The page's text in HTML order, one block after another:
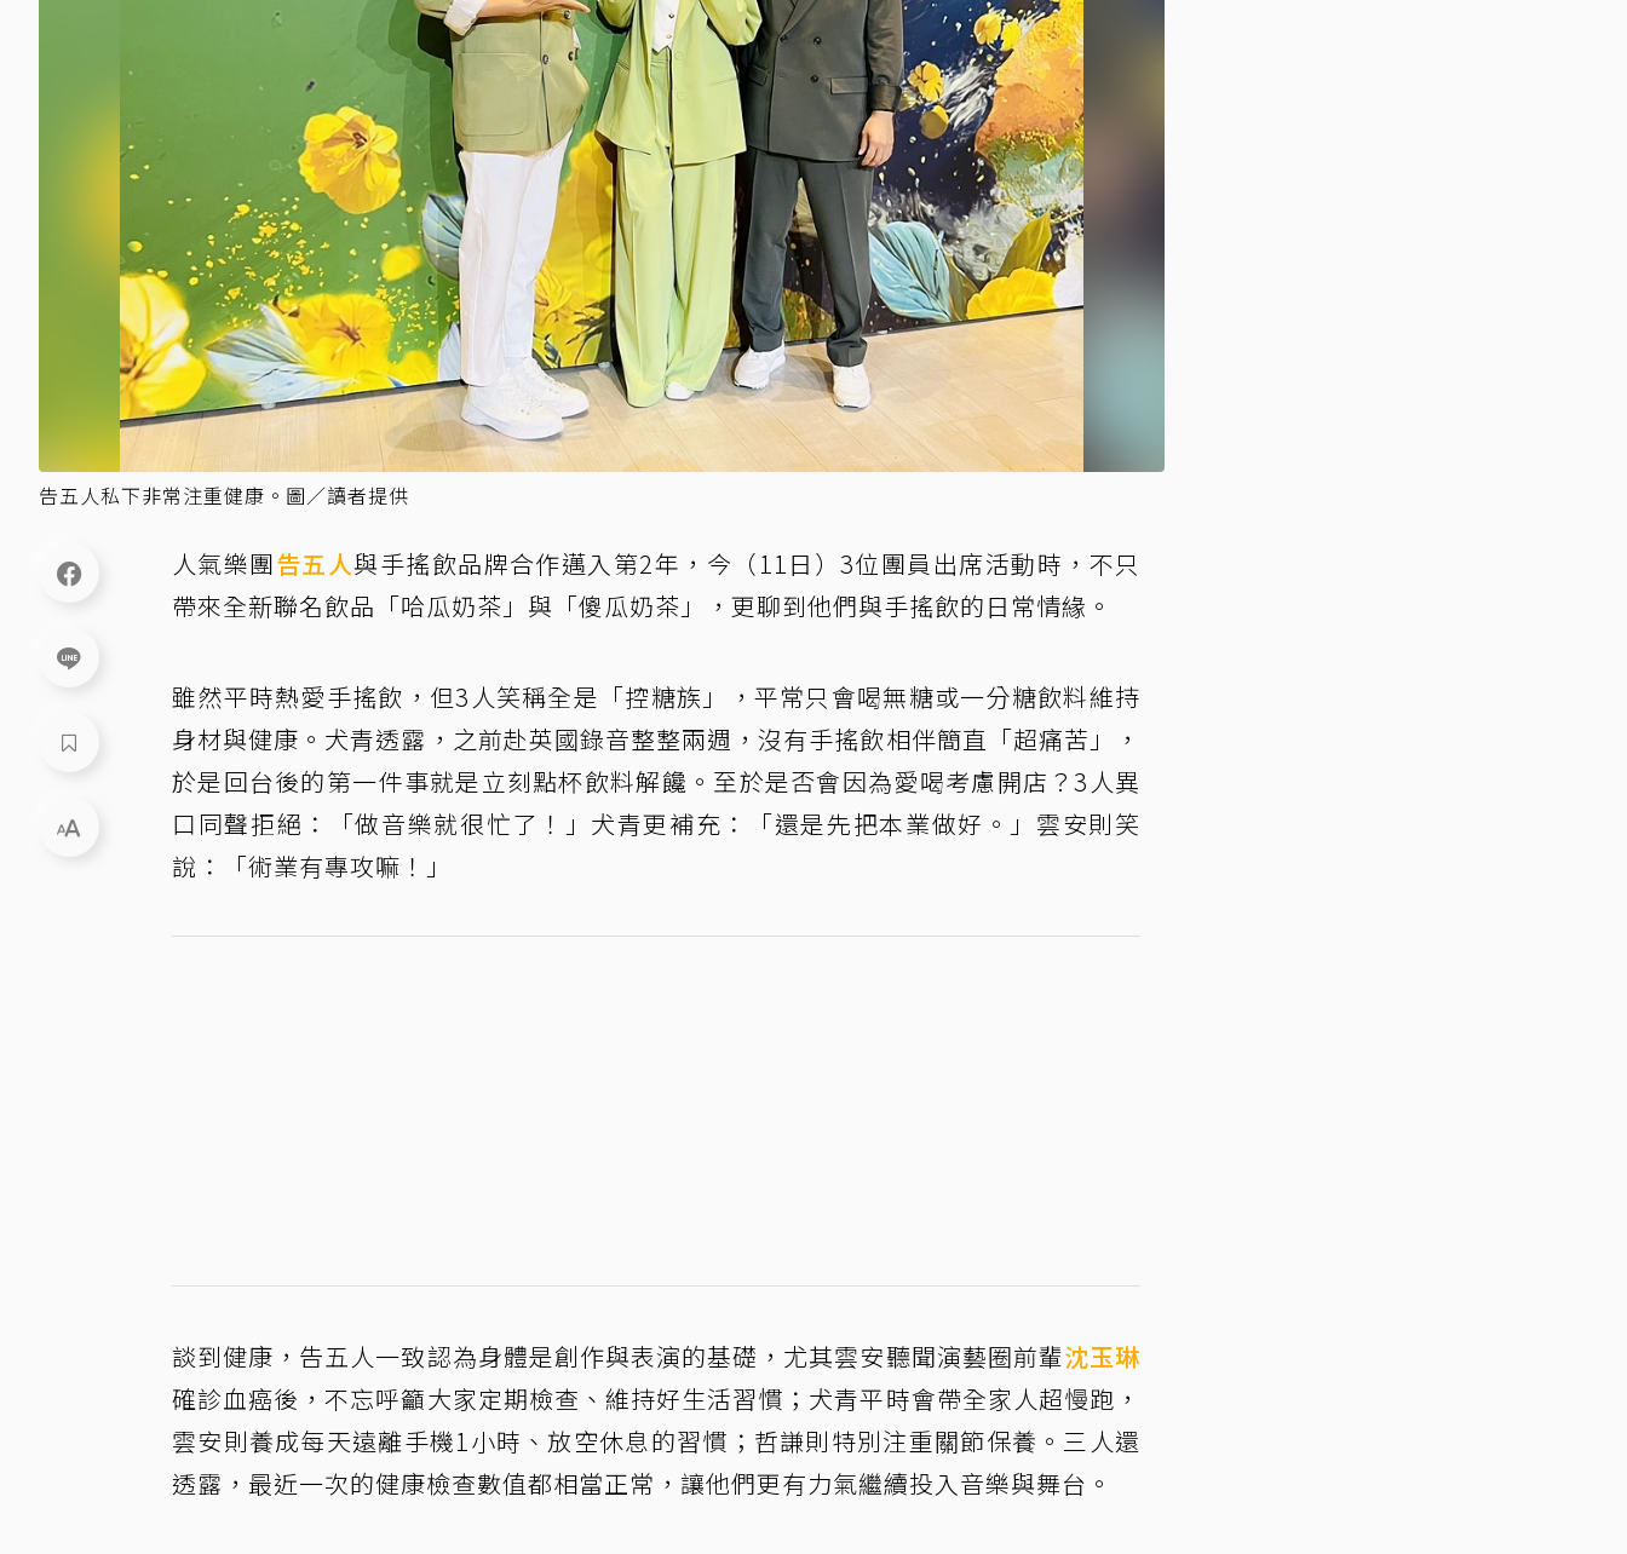
告五人私下非常注重健康。圖／讀者提供
人氣樂團告五人與手搖飲品牌合作邁入第2年，今（11日）3位團員出席活動時，不只
帶來全新聯名飲品「哈瓜奶茶」與「傻瓜奶茶」，更聊到他們與手搖飲的日常情緣。
雖然平時熱愛手搖飲，但3人笑稱全是「控糖族」，平常只會喝無糖或一分糖飲料維持
身材與健康。犬青透露，之前赴英國錄音整整兩週，沒有手搖飲相伴簡直「超痛苦」，
於是回台後的第一件事就是立刻點杯飲料解饞。至於是否會因為愛喝考慮開店？3人異
口同聲拒絕：「做音樂就很忙了！」犬青更補充：「還是先把本業做好。」雲安則笑
說：「術業有專攻嘛！」
談到健康，告五人一致認為身體是創作與表演的基礎，尤其雲安聽聞演藝圈前輩沈玉琳
確診血癌後，不忘呼籲大家定期檢查、維持好生活習慣；犬青平時會帶全家人超慢跑，
雲安則養成每天遠離手機1小時、放空休息的習慣；哲謙則特別注重關節保養。三人還
透露，最近一次的健康檢查數值都相當正常，讓他們更有力氣繼續投入音樂與舞台。